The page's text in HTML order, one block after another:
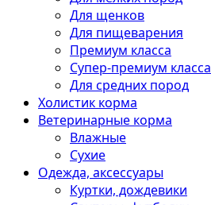
Для щенков
Для пищеварения
Премиум класса
Супер-премиум класса
Для средних пород
Холистик корма
Ветеринарные корма
Влажные
Сухие
Одежда, аксессуары
Куртки, дождевики